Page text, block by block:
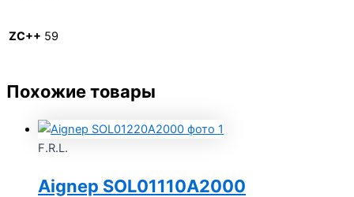
ZC++ 59
Похожие товары
F.R.L.
Aignep SOL01110A2000